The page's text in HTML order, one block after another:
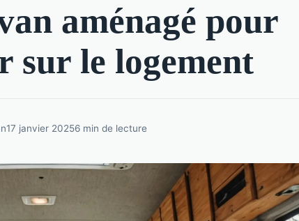
aménagé pour
sur le logement
17 janvier 20256 min de lecture